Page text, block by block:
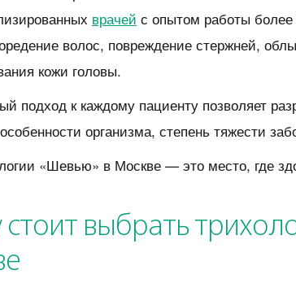
врачей с опытом работы
волос, повреждение стержней,
кожи головы.
подход к каждому пациенту позволяет
организма, степень тяжести
«Шевью» в Москве — это место, где
выбрать